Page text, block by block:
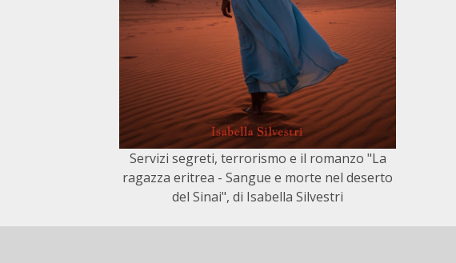
Servizi segreti, terrorismo e il romanzo "La
ragazza eritrea - Sangue e morte nel deserto
del Sinai", di Isabella Silvestri